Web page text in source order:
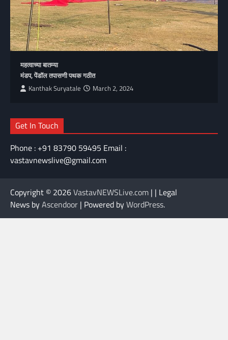
महत्वाच्या बातम्या
मंडप, पेंडॉल तपासणी पथक गठीत
Kanthak Suryatale March 2, 2024
Get In Touch
Phone : +91 83790 59495 Email :
vastavnewslive@gmail.com
Copyright © 2026VastavNEWSLive.com | | Legal
News byAscendoor | Powered byWordPress.